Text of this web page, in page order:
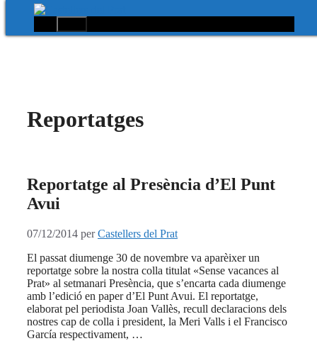
Reportatges
Reportatge al Presència d’El Punt
Avui
07/12/2014 perCastellers del Prat
El passat diumenge 30 de novembre va aparèixer un
reportatge sobre la nostra colla titulat «Sense vacances al
Prat» al setmanari Presència, que s’encarta cada diumenge
amb l’edició en paper d’El Punt Avui. El reportatge,
elaborat pel periodista Joan Vallès, recull declaracions dels
nostres cap de colla i president, la Meri Valls i el Francisco
García respectivament, …